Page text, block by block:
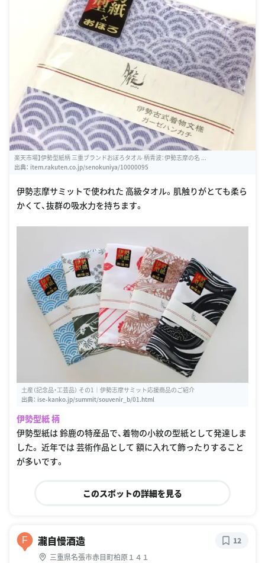
楽天市場】伊勢型紙柄 三重ブランドおぼろタオル 柄青波：伊勢志摩の名 ...
出典： item.rakuten.co.jp/senokuniya/10000095
伊勢志摩サミットで使われた 高級タオル。肌触りがとても柔ら
かくて、抜群の吸水力を持ちます。
土産（記念品・工芸品） その1｜伊勢志摩サミット応援商品のご紹介
出典： ise-kanko.jp/summit/souvenir_b/01.html
伊勢型紙 柄
伊勢型紙は 鈴鹿の特産品で、着物の小紋の型紙として発達しま
した。 近年では 芸術作品として 額に入れて飾ったりすること
が多いです。
このスポットの詳細を見る
F 瀧自慢酒造
三重県名張市赤目町柏原１４１
12